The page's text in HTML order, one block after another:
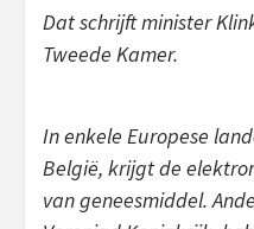
Dat schrijft minister
Tweede Kamer.
In enkele Europese
België, krijgt de
van geneesmiddel.